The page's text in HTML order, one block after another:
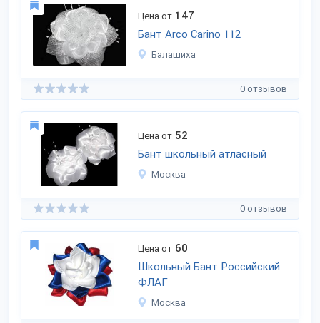
Цена от 147
Бант Arco Carino 112
Балашиха
0 отзывов
Цена от 52
Бант школьный атласный
Москва
0 отзывов
Цена от 60
Школьный Бант Российский
ФЛАГ
Москва